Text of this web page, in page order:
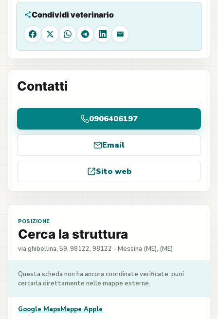
Condividi veterinario
Facebook
X WhatsAppTelegram
LinkedIn
Email
Contatti
0906406197
Email
Sito web
POSIZIONE
Cerca la struttura
via ghibellina, 59, 98122, 98122 - Messina (ME), (ME)
Questa scheda non ha ancora coordinate verificate: puoi
cercarla direttamente nelle mappe esterne.
Google MapsMappe Apple